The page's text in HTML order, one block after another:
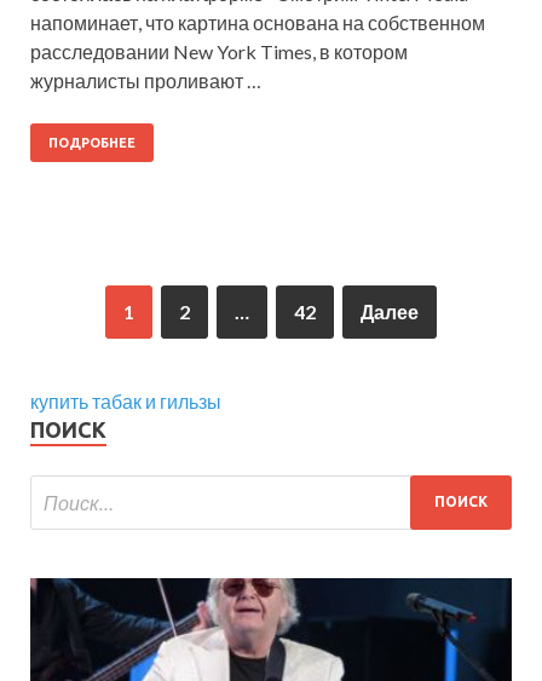
напоминает, что картина основана на собственном
расследовании New York Times, в котором
журналисты проливают …
ПОДРОБНЕЕ
1 2 42 Далее
купить табак и гильзы
ПОИСК